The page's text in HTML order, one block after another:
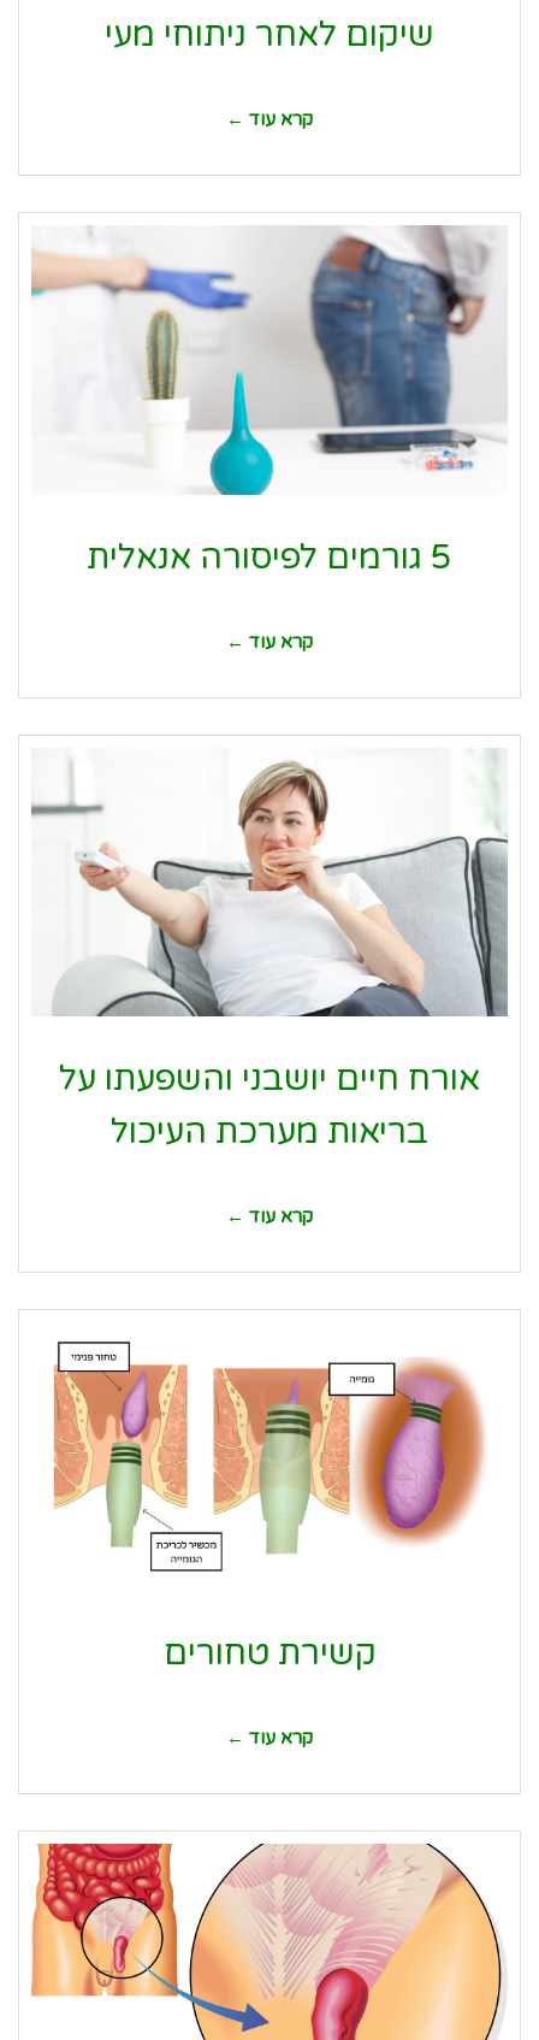
שיקום לאחר ניתוחי מעי
קרא עוד ←
5 גורמים לפיסורה אנאלית
קרא עוד ←
אורח חיים יושבני והשפעתו על
בריאות מערכת העיכול
קרא עוד ←
קשירת טחורים
קרא עוד ←